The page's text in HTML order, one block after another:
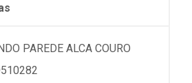
PAREDE ALCA COURO